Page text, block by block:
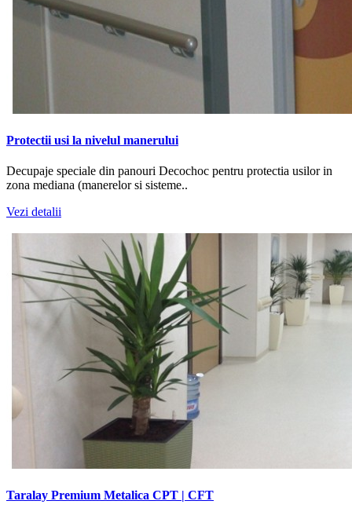
Protectii usi la nivelul manerului
Decupaje speciale din panouri Decochoc pentru protectia usilor in
zona mediana (manerelor si sisteme..
Vezi detalii
Taralay Premium Metalica CPT | CFT